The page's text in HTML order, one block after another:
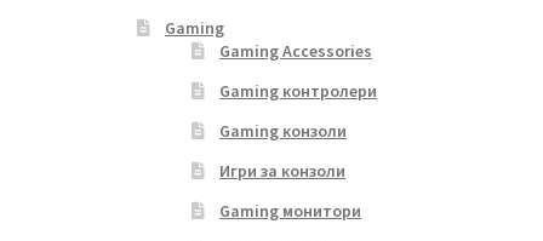
Gaming
Gaming Accessories
Gaming контролери
Gaming конзоли
Игри за конзоли
Gaming монитори